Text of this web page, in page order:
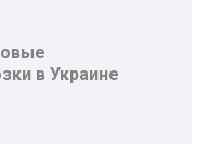
в Украине